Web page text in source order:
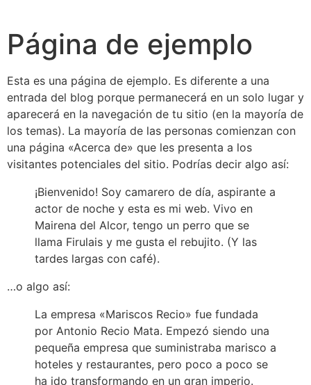
Página de ejemplo
Esta es una página de ejemplo. Es diferente a una
entrada del blog porque permanecerá en un solo lugar y
aparecerá en la navegación de tu sitio (en la mayoría de
los temas). La mayoría de las personas comienzan con
una página «Acerca de» que les presenta a los
visitantes potenciales del sitio. Podrías decir algo así:
¡Bienvenido! Soy camarero de día, aspirante a
actor de noche y esta es mi web. Vivo en
Mairena del Alcor, tengo un perro que se
llama Firulais y me gusta el rebujito. (Y las
tardes largas con café).
…o algo así:
La empresa «Mariscos Recio» fue fundada
por Antonio Recio Mata. Empezó siendo una
pequeña empresa que suministraba marisco a
hoteles y restaurantes, pero poco a poco se
ha ido transformando en un gran imperio.